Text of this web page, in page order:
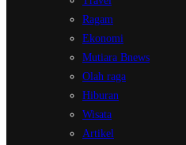
Ragam
Ekonomi
Mutiara Bnews
Olah raga
Hiburan
Wisata
Artikel